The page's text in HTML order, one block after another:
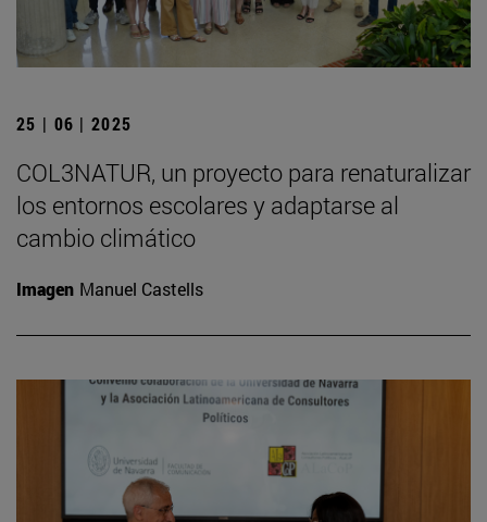
25 | 06 | 2025
COL3NATUR, un proyecto para renaturalizar
los entornos escolares y adaptarse al
cambio climático
Imagen Manuel Castells